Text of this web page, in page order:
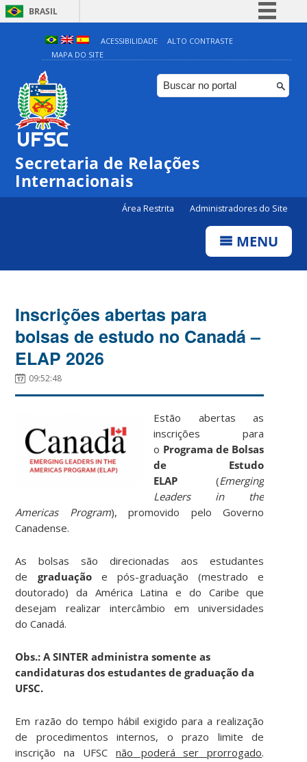
BRASIL
Simplifique!
Comunica BR
Participe
ACESSIBILIDADE
ALTO CONTRASTE
MAPA DO SITE
Secretaria de Relações
Internacionais
Área Restrita Administradores do Site
MENU
Inscrições abertas para
bolsas de estudo no Canadá –
ELAP 2026
09:52:48
Estão abertas as
inscrições para
o Programa de Bolsas
de Estudo
ELAP (Emerging
Leaders in the
Americas Program), promovido pelo Governo
Canadense.
As bolsas são direcionadas aos estudantes
de graduação e pós-graduação
(mestrado e
doutorado) da América Latina e do Caribe que
desejam realizar intercâmbio em universidades
do Canadá.
Obs.: A SINTER administra somente as
candidaturas dos estudantes de graduação da
UFSC.
Em razão do tempo hábil exigido para a realização
de procedimentos internos, o prazo limite de
inscrição na UFSC não poderá ser prorrogado.